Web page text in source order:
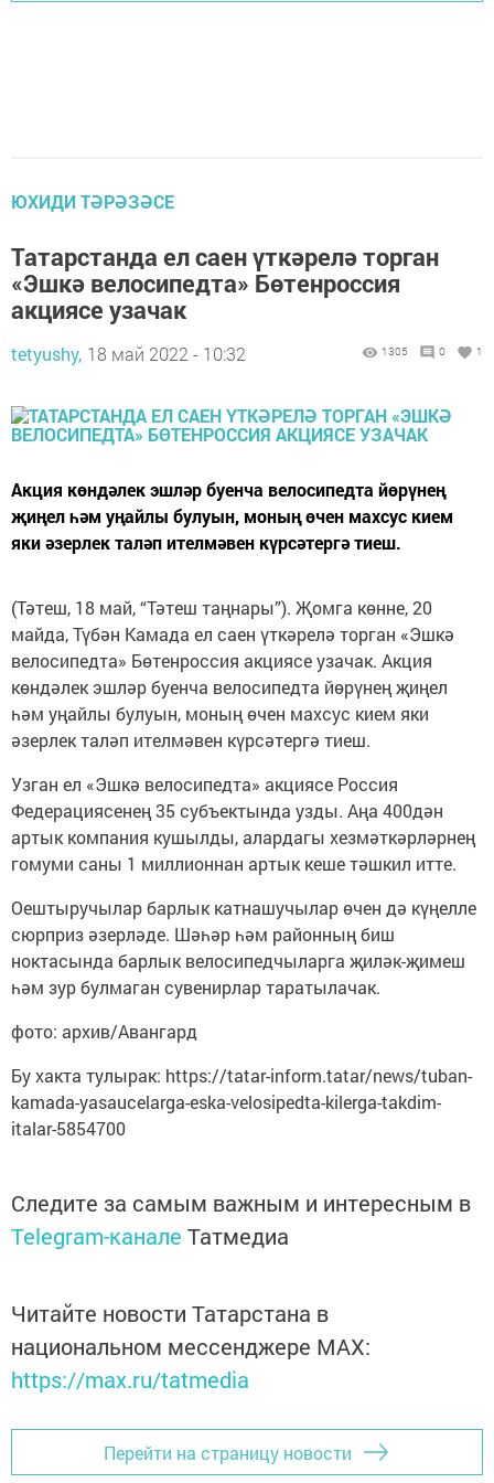
ЮХИДИ ТӘРӘЗӘСЕ
Татарстанда ел саен үткәрелә торган
«Эшкә велосипедта» Бөтенроссия
акциясе узачак
tetyushy, 18 май 2022 - 10:32 1305 0 1
Акция көндәлек эшләр буенча велосипедта йөрүнең
җиңел һәм уңайлы булуын, моның өчен махсус кием
яки әзерлек таләп ителмәвен күрсәтергә тиеш.
(Тәтеш, 18 май, “Тәтеш таңнары”). Җомга көнне, 20
майда, Түбән Камада ел саен үткәрелә торган «Эшкә
велосипедта» Бөтенроссия акциясе узачак. Акция
көндәлек эшләр буенча велосипедта йөрүнең җиңел
һәм уңайлы булуын, моның өчен махсус кием яки
әзерлек таләп ителмәвен күрсәтергә тиеш.
Узган ел «Эшкә велосипедта» акциясе Россия
Федерациясенең 35 субъектында узды. Аңа 400дән
артык компания кушылды, алардагы хезмәткәрләрнең
гомуми саны 1 миллионнан артык кеше тәшкил итте.
Оештыручылар барлык катнашучылар өчен дә күңелле
сюрприз әзерләде. Шәһәр һәм районның биш
ноктасында барлык велосипедчыларга җиләк-җимеш
һәм зур булмаган сувенирлар таратылачак.
фото: архив/Авангард
Бу хакта тулырак: https://tatar-inform.tatar/news/tuban-
kamada-yasaucelarga-eska-velosipedta-kilerga-takdim-
italar-5854700
Следите за самым важным и интересным в
Telegram-канале Татмедиа
Читайте новости Татарстана в
национальном мессенджере MАХ:
https://max.ru/tatmedia
Перейти на страницу новости